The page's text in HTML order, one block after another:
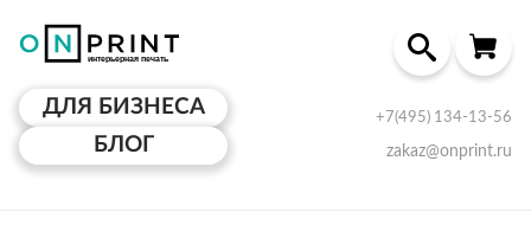
ДЛЯ БИЗНЕСА
БЛОГ
+7(495) 134-13-56
zakaz@onprint.ru